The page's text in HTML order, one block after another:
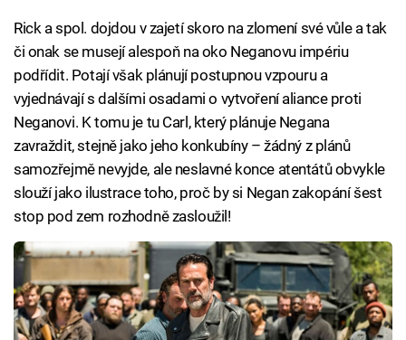
Rick a spol. dojdou v zajetí skoro na zlomení své vůle a tak
či onak se musejí alespoň na oko Neganovu impériu
podřídit. Potají však plánují postupnou vzpouru a
vyjednávají s dalšími osadami o vytvoření aliance proti
Neganovi. K tomu je tu Carl, který plánuje Negana
zavraždit, stejně jako jeho konkubíny – žádný z plánů
samozřejmě nevyjde, ale neslavné konce atentátů obvykle
slouží jako ilustrace toho, proč by si Negan zakopání šest
stop pod zem rozhodně zasloužil!